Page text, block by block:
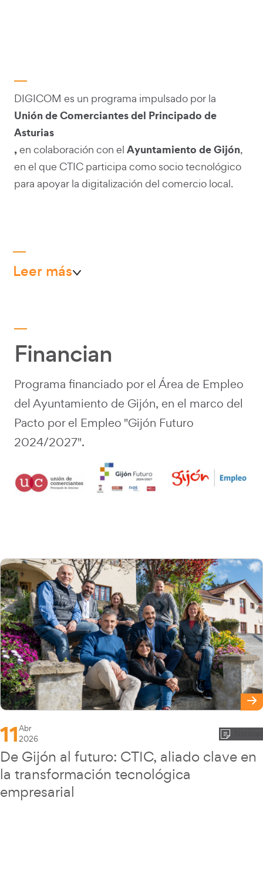
DIGICOM es un programa impulsado por la
Unión de Comerciantes del Principado de
Asturias
,en colaboración con el Ayuntamiento de Gijón,
en el que CTIC participa como socio tecnológico
para apoyar la digitalización del comercio local.
Leer más
Financian
Programa financiado por el Área de Empleo
del Ayuntamiento de Gijón, en el marco del
Pacto por el Empleo "Gijón Futuro
2024/2027".
11Abr
2026
De Gijón al futuro: CTIC, aliado clave en
la transformación tecnológica
empresarial